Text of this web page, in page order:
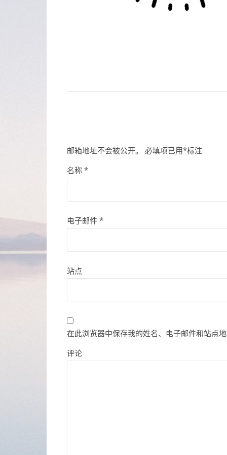
邮箱地址不会被公开。 必填项已用*标注
名称 *
电子邮件 *
站点
在此浏览器中保存我的姓名、电子邮件和站点
评论